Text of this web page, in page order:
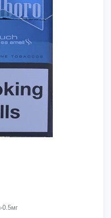
0.5мг